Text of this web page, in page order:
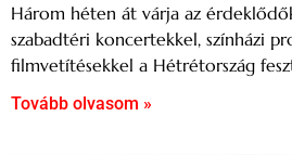
Három héten át várja az
szabadtéri koncertekkel, színházi
filmvetítésekkel a Hétrétország
Tovább olvasom »